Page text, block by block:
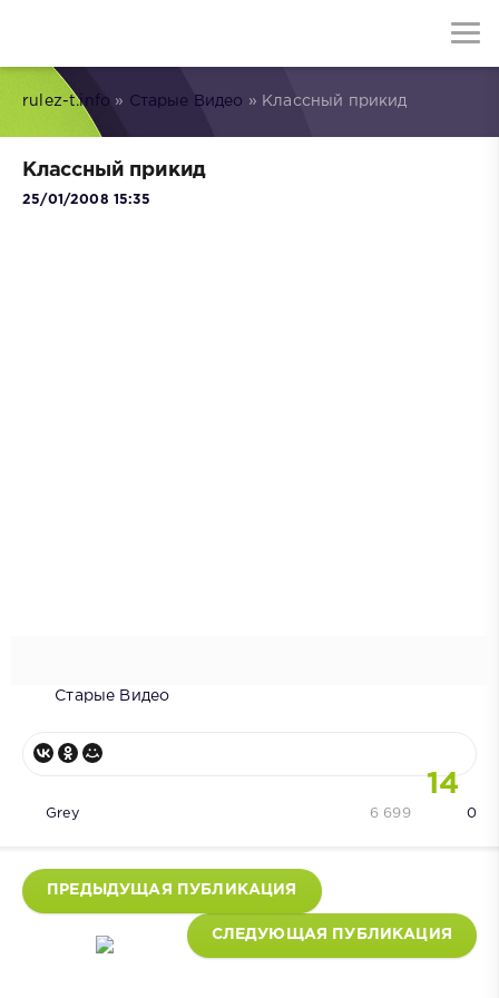
rulez-t.info » Старые Видео » Классный прикид
Классный прикид
25/01/2008 15:35
Старые Видео
14
Grey 0
6 699
ПРЕДЫДУЩАЯ ПУБЛИКАЦИЯ
СЛЕДУЮЩАЯ ПУБЛИКАЦИЯ